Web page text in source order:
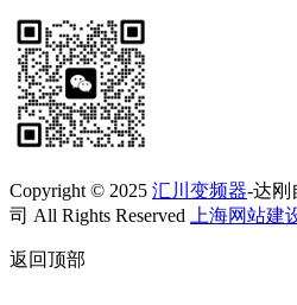
Copyright © 2025 汇川变频器-达刚
司 All Rights Reserved
上海网站建
返回顶部